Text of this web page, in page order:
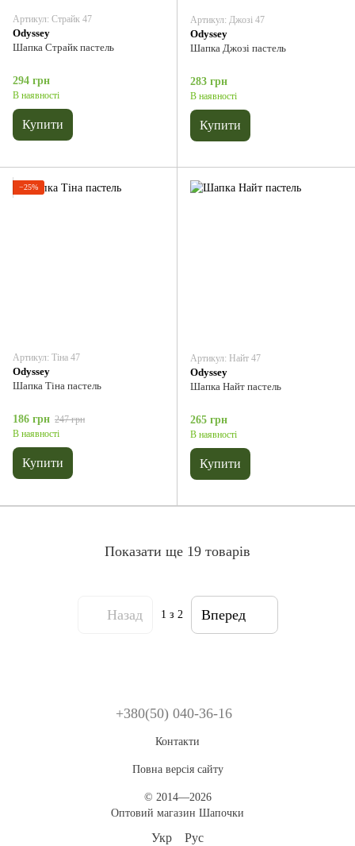
Артикул: Страйк 47
Odyssey
Шапка Страйк пастель
294 грн
В наявності
Купити
Артикул: Джозі 47
Odyssey
Шапка Джозі пастель
283 грн
В наявності
Купити
−25%
Артикул: Тіна 47
Odyssey
Шапка Тіна пастель
186 грн 247 грн
В наявності
Купити
Артикул: Найт 47
Odyssey
Шапка Найт пастель
265 грн
В наявності
Купити
Показати ще 19 товарів
Назад 1 з 2 Вперед
+380(50) 040-36-16
Контакти
Повна версія сайту
© 2014—2026
Оптовий магазин Шапочки
Укр Рус